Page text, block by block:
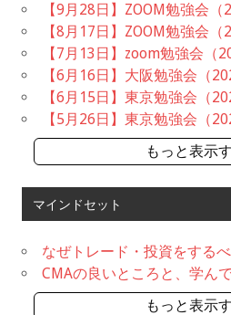
【9月28日】ZOOM勉強会（
【8月17日】ZOOM勉強会（
【7月13日】zoom勉強会（
【6月16日】大阪勉強会（
【6月15日】東京勉強会（
【5月26日】東京勉強会（
もっと表示
マインドセット
なぜトレード・投資をする
CMAの良いところと、学ん
もっと表示